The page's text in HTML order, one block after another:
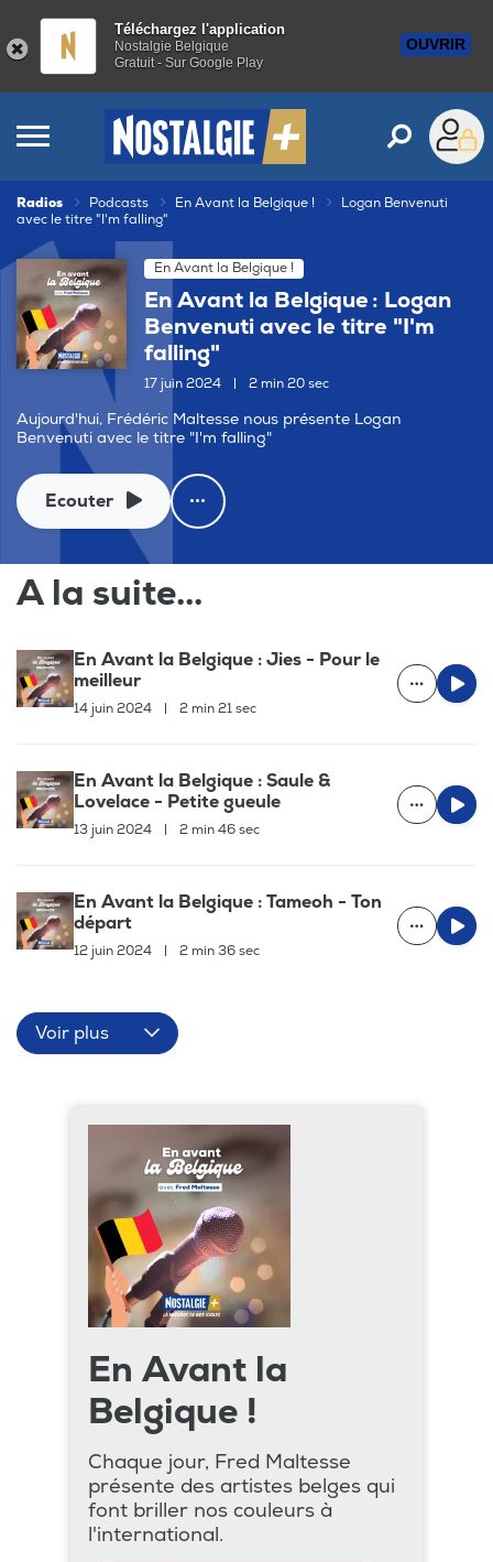
Téléchargez l'application
Nostalgie Belgique
Gratuit - Sur Google Play
OUVRIR
Radios Podcasts En Avant la Belgique !
Logan Benvenuti
avec le titre "I'm falling"
En Avant la Belgique !
En Avant la Belgique : Logan
Benvenuti avec le titre "I'm
falling"
17 juin 2024 2 min 20 sec
Aujourd'hui, Frédéric Maltesse nous présente Logan
Benvenuti avec le titre "I'm falling"
Ecouter
A la suite...
En Avant la Belgique : Jies - Pour le
meilleur
14 juin 2024 | 2 min 21 sec
En Avant la Belgique : Saule &
Lovelace - Petite gueule
13 juin 2024 | 2 min 46 sec
En Avant la Belgique : Tameoh - Ton
départ
12 juin 2024 | 2 min 36 sec
Voir plus
En Avant la
Belgique !
Chaque jour, Fred Maltesse
présente des artistes belges qui
font briller nos couleurs à
l'international.